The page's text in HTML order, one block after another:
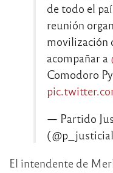
de todo el
reunión
movilización
acompañar a
Comodoro
— Partido
El intendente de